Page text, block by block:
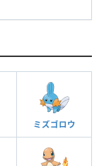
ミズゴロウ